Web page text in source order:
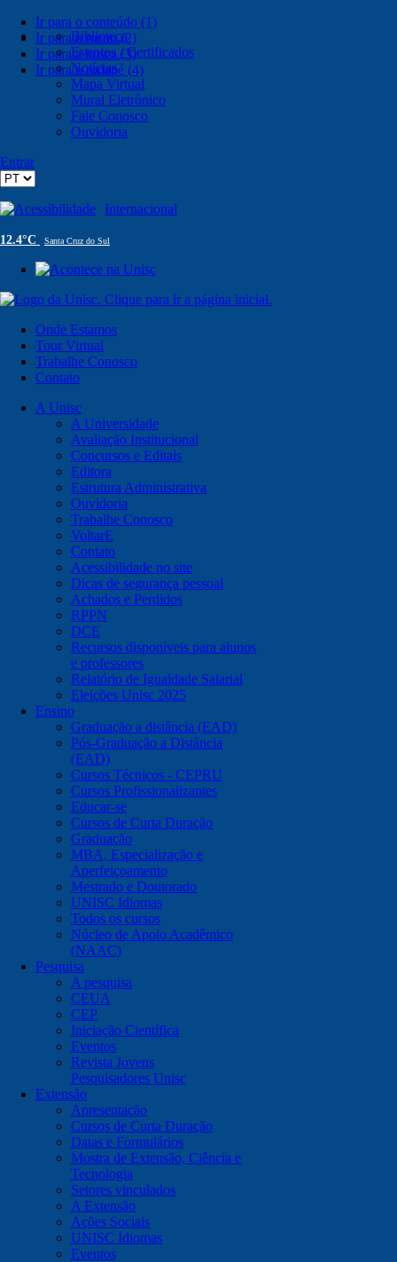
Ir para o conteúdo (1)
Ir para o menu (2)
Ir para a busca (3)
Ir para o rodapé (4)
Biblioteca
Eventos / Certificados
Notícias
Mapa Virtual
Mural Eletrônico
Fale Conosco
Ouvidoria
Entrar
Acessibilidade Internacional
12.4°C Santa Cruz do Sul
Onde Estamos
Tour Virtual
Trabalhe Conosco
Contato
A Unisc
A Universidade
Avaliação Institucional
Concursos e Editais
Editora
Estrutura Administrativa
Ouvidoria
Trabalhe Conosco
VoltarE
Contato
Acessibilidade no site
Dicas de segurança pessoal
Achados e Perdidos
RPPN
DCE
Recursos disponíveis para alunos
e professores
Relatório de Igualdade Salarial
Eleições Unisc 2025
Ensino
Graduação a distância (EAD)
Pós-Graduação a Distância
(EAD)
Cursos Técnicos - CEPRU
Cursos Profissionalizantes
Educar-se
Cursos de Curta Duração
Graduação
MBA, Especialização e
Aperfeiçoamento
Mestrado e Doutorado
UNISC Idiomas
Todos os cursos
Núcleo de Apoio Acadêmico
(NAAC)
Pesquisa
A pesquisa
CEUA
CEP
Iniciação Científica
Eventos
Revista Jovens
Pesquisadores Unisc
Extensão
Apresentação
Cursos de Curta Duração
Datas e Formulários
Mostra de Extensão, Ciência e
Tecnologia
Setores vinculados
A Extensão
Ações Sociais
UNISC Idiomas
Eventos